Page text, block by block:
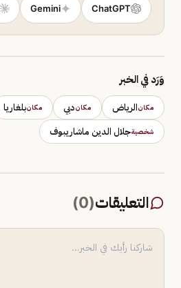
ChatGPT
Gemini
وَرَد في الخبر
مكانالرياض مكاندبي مكانبلغاريا
شخصيةجلال الدين ماشاريبوف
التعليقات(
0
)